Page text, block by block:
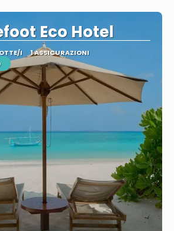
Eco Hotel
I 1 ASSICURAZIONI